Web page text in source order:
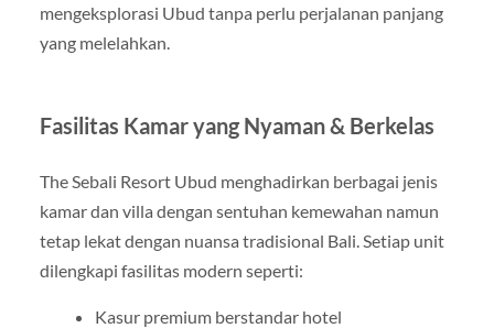
mengeksplorasi Ubud tanpa perlu perjalanan panjang
yang melelahkan.
Fasilitas Kamar yang Nyaman & Berkelas
The Sebali Resort Ubud menghadirkan berbagai jenis
kamar dan villa dengan sentuhan kemewahan namun
tetap lekat dengan nuansa tradisional Bali. Setiap unit
dilengkapi fasilitas modern seperti:
Kasur premium berstandar hotel